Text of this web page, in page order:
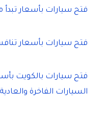
فتح سيارات بأسعار تبدأ من 5 دينار فقط في
فتح سيارات بأسعار
فتح سيارات بالكويت
السيارات الفاخرة والعادية